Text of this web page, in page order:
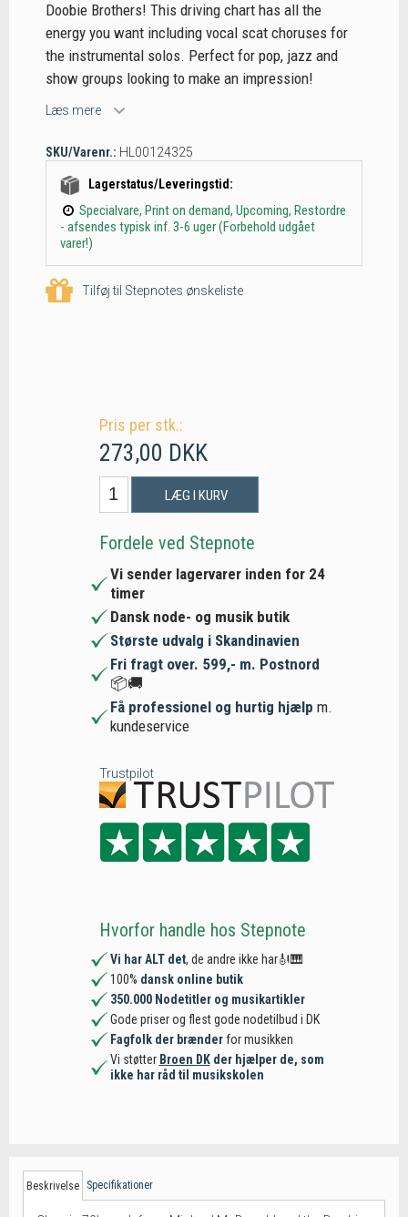
Doobie Brothers! This driving chart has all the
energy you want including vocal scat choruses for
the instrumental solos. Perfect for pop, jazz and
show groups looking to make an impression!
Læs mere
SKU/Varenr.: HL00124325
Lagerstatus/Leveringstid:
Specialvare, Print on demand, Upcoming, Restordre
- afsendes typisk inf. 3-6 uger (Forbehold udgået
varer!)
Tilføj til Stepnotes ønskeliste
Pris per stk.:
273,00 DKK
LÆG I KURV
Fordele ved Stepnote
Vi sender lagervarer inden for 24
timer
Dansk node- og musik butik
Største udvalg i Skandinavien
Fri fragt over. 599,- m. Postnord
📦🚚
Få professionel og hurtig hjælp m.
kundeservice
Trustpilot
Hvorfor handle hos Stepnote
Vi har ALT det, de andre ikke har🎻🎹
100% dansk online butik
350.000 Nodetitler og musikartikler
Gode priser og flest gode nodetilbud i DK
Fagfolk der brænderfor musikken
Vi støtter Broen DKder hjælper de, som
ikke har råd til musikskolen
Beskrivelse Specifikationer